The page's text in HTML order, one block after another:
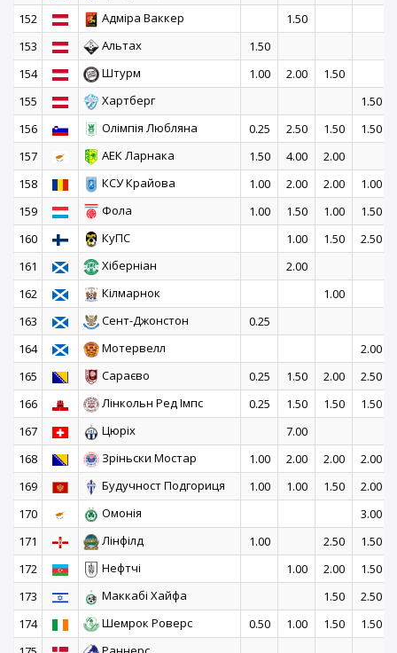
152
Адміра Ваккер
1.50
153
Альтах
1.50
154
Штурм 1.00 2.00
1.50
155
Хартберг
1.50
156
Олімпія Любляна 0.25 2.50 1.50
1.50
157
АЕК Ларнака 1.50 4.00
2.00
158
КСУ Крайова 1.00 2.00 2.00
1.00
159
Фола 1.00 1.50 1.00
1.50
160
КуПС 1.00 1.50
2.50
161
Хіберніан
2.00
162
Кілмарнок
1.00
163
Сент-Джонстон
0.25
164
Мотервелл
2.00
165
Сараєво 0.25 1.50 2.00
2.50
166
Лінкольн Ред Імпс 0.25 1.50 1.50
1.50
167
Цюріх
7.00
168
Зріньски Мостар 1.00 2.00 2.00
2.00
169
Будучност Подгориця 1.00 1.00 1.50
2.00
170
Омонія
3.00
171
Лінфілд 1.00 2.50
1.50
172
Нефтчі 1.00 2.00
1.50
173
Маккабі Хайфа 1.50
2.50
174
Шемрок Роверс 0.50 1.00 1.50
1.50